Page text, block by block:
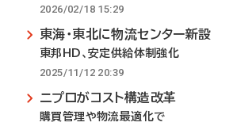
2026/02/18 15:29
東海・東北に物流センター新設
東邦HD、安定供給体制強化
2025/11/12 20:39
ニプロがコスト構造改革
購買管理や物流最適化で